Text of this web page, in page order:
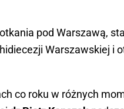
pod Warszawą,
Warszawskiej i
co roku w różnych